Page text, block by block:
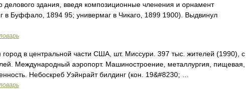
делового здания, введя композиционные членения и орнамент
в Буффало, 1894 95; универмаг в Чикаго, 1899 1900). Выдвинул
в центральной части США, шт. Миссури. 397 тыс. жителей (1990), с
Международный аэропорт. Машиностроение, металлургия, пищевая,
Небоскреб Уэйнрайт билдинг (кон. 19&#8230; …